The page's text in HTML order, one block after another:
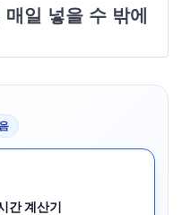
일 넣을 수 밖에
간 계산기